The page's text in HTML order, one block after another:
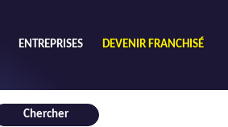
ENTREPRISES DEVENIR FRANCHISÉ
Chercher